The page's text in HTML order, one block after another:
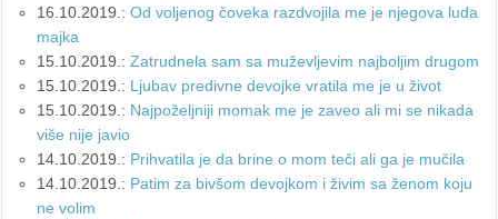
16.10.2019.:Od voljenog čoveka razdvojila me je njegova luda
majka
15.10.2019.:Zatrudnela sam sa muževljevim najboljim drugom
15.10.2019.: Ljubav predivne devojke vratila me je u život
15.10.2019.: Najpoželjniji momak me je zaveo ali mi se nikada
više nije javio
14.10.2019.: Prihvatila je da brine o mom teči ali ga je mučila
14.10.2019.: Patim za bivšom devojkom i živim sa ženom koju
ne volim